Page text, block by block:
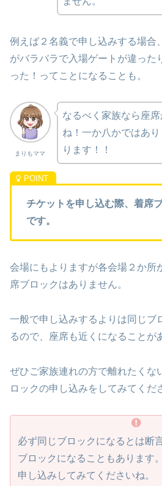
例えば２名義で申し込みする場合
がバラバラで入場ゲートが違った
った！ってことになることも。
まりもママ
なるべく家族なら座
ね！一か八かではあ
ります！！
チケットを申し込む際、着席
です。
会場にもよりますが各会場２か所
席ブロックはありません。
一般で申し込みするよりは同じブ
るので、座席も近くになることが
ぜひご家族連れの方で離れたくな
ロックの申し込みをしてみてくだ
必ず同じブロックになるとは断
ブロックになることもあります
申し込みしてみてくださいね。